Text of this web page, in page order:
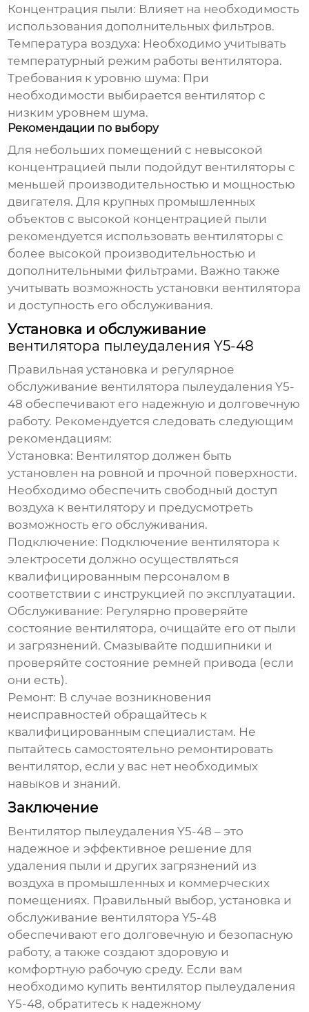
Концентрация пыли: Влияет на необходимость
использования дополнительных фильтров.
Температура воздуха: Необходимо учитывать
температурный режим работы вентилятора.
Требования к уровню шума: При
необходимости выбирается вентилятор с
низким уровнем шума.
Рекомендации по выбору
Для небольших помещений с невысокой
концентрацией пыли подойдут вентиляторы с
меньшей производительностью и мощностью
двигателя. Для крупных промышленных
объектов с высокой концентрацией пыли
рекомендуется использовать вентиляторы с
более высокой производительностью и
дополнительными фильтрами. Важно также
учитывать возможность установки вентилятора
и доступность его обслуживания.
Установка и обслуживание
вентилятора пылеудаления Y5-48
Правильная установка и регулярное
обслуживание вентилятора пылеудаления Y5-
48 обеспечивают его надежную и долговечную
работу. Рекомендуется следовать следующим
рекомендациям:
Установка: Вентилятор должен быть
установлен на ровной и прочной поверхности.
Необходимо обеспечить свободный доступ
воздуха к вентилятору и предусмотреть
возможность его обслуживания.
Подключение: Подключение вентилятора к
электросети должно осуществляться
квалифицированным персоналом в
соответствии с инструкцией по эксплуатации.
Обслуживание: Регулярно проверяйте
состояние вентилятора, очищайте его от пыли
и загрязнений. Смазывайте подшипники и
проверяйте состояние ремней привода (если
они есть).
Ремонт: В случае возникновения
неисправностей обращайтесь к
квалифицированным специалистам. Не
пытайтесь самостоятельно ремонтировать
вентилятор, если у вас нет необходимых
навыков и знаний.
Заключение
Вентилятор пылеудаления Y5-48 – это
надежное и эффективное решение для
удаления пыли и других загрязнений из
воздуха в промышленных и коммерческих
помещениях. Правильный выбор, установка и
обслуживание вентилятора Y5-48
обеспечивают его долговечную и безопасную
работу, а также создают здоровую и
комфортную рабочую среду. Если вам
необходимо купить вентилятор пылеудаления
Y5-48, обратитесь к надежному